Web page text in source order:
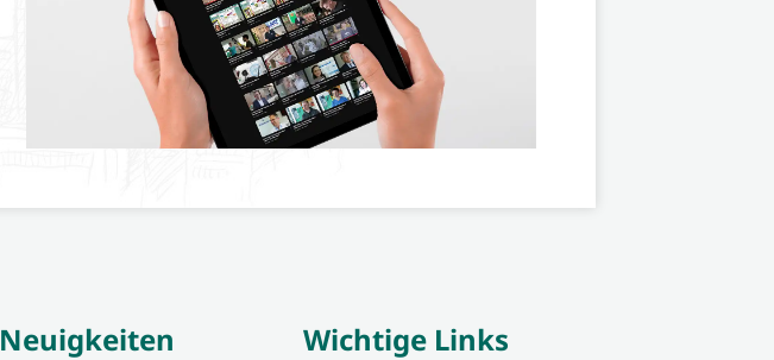
Neuigkeiten Wichtige Links